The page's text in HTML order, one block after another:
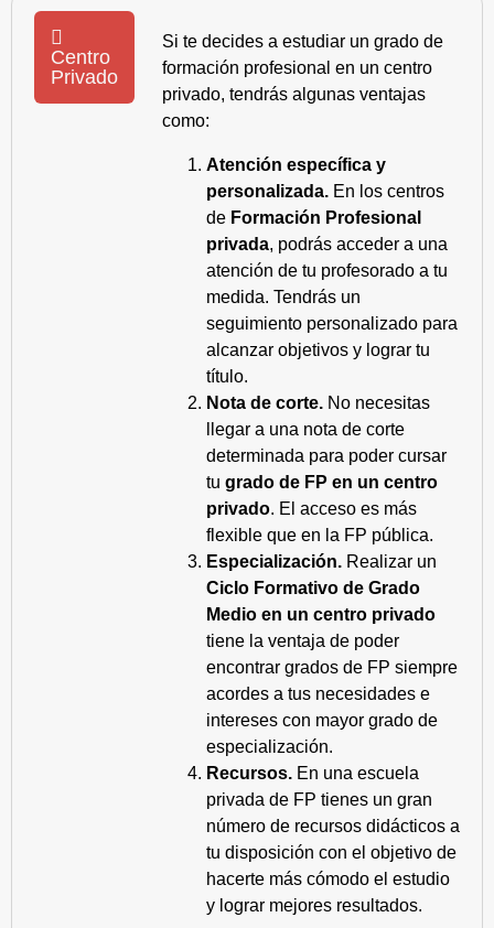
Centro
Privado
Si te decides a estudiar un grado de
formación profesional en un centro
privado, tendrás algunas ventajas
como:
Atención específica y
personalizada. En los centros
de Formación Profesional
privada, podrás acceder a una
atención de tu profesorado a tu
medida. Tendrás un
seguimiento personalizado para
alcanzar objetivos y lograr tu
título.
Nota de corte. No necesitas
llegar a una nota de corte
determinada para poder cursar
tu grado de FP en un centro
privado. El acceso es más
flexible que en la FP pública.
Especialización. Realizar un
Ciclo Formativo de Grado
Medio en un centro privado
tiene la ventaja de poder
encontrar grados de FP siempre
acordes a tus necesidades e
intereses con mayor grado de
especialización.
Recursos. En una escuela
privada de FP tienes un gran
número de recursos didácticos a
tu disposición con el objetivo de
hacerte más cómodo el estudio
y lograr mejores resultados.